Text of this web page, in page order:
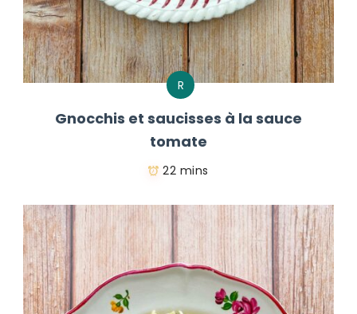
R
Gnocchis et saucisses à la sauce
tomate
22 mins